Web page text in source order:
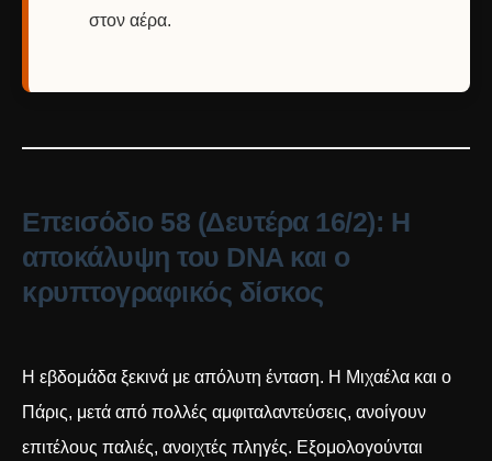
στον αέρα.
Επεισόδιο 58 (Δευτέρα 16/2): Η
αποκάλυψη του DNA και ο
κρυπτογραφικός δίσκος
Η εβδομάδα ξεκινά με απόλυτη ένταση. Η Μιχαέλα και ο
Πάρις, μετά από πολλές αμφιταλαντεύσεις, ανοίγουν
επιτέλους παλιές, ανοιχτές πληγές. Εξομολογούνται